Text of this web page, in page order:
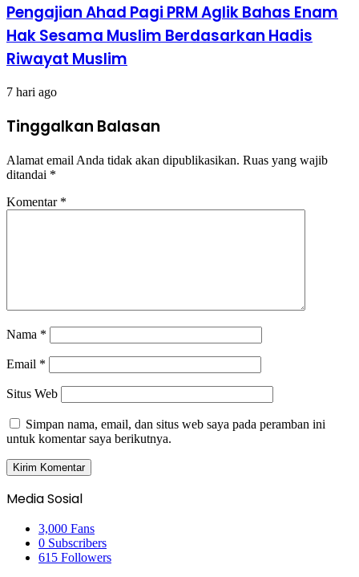
Pengajian Ahad Pagi PRM Aglik Bahas Enam
Hak Sesama Muslim Berdasarkan Hadis
Riwayat Muslim
7 hari ago
Tinggalkan Balasan
Alamat email Anda tidak akan dipublikasikan. Ruas yang wajib
ditandai *
Komentar *
Nama *
Email *
Situs Web
Simpan nama, email, dan situs web saya pada peramban ini
untuk komentar saya berikutnya.
Media Sosial
3,000 Fans
0 Subscribers
615 Followers